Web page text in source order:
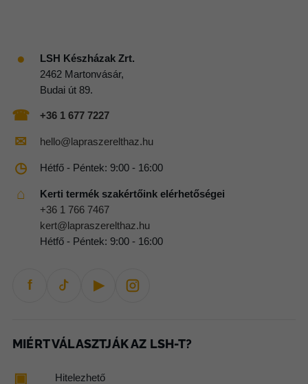
●
LSH Készházak Zrt.
2462 Martonvásár,
Budai út 89.
☎ +36 1 677 7227
✉ hello@lapraszerelthaz.hu
◷ Hétfő - Péntek: 9:00 - 16:00
⌂
Kerti termék szakértőink elérhetőségei
+36 1 766 7467
kert@lapraszerelthaz.hu
Hétfő - Péntek: 9:00 - 16:00
f ▶
MIÉRT VÁLASZTJÁK AZ LSH-T?
▣ Hitelezhető